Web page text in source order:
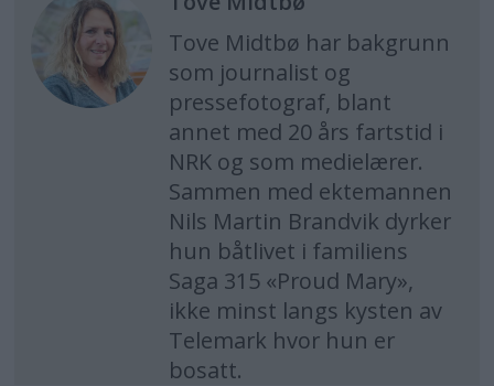
Tove Midtbø har bakgrunn
som journalist og
pressefotograf, blant
annet med 20 års fartstid i
NRK og som medielærer.
Sammen med ektemannen
Nils Martin Brandvik dyrker
hun båtlivet i familiens
Saga 315 «Proud Mary»,
ikke minst langs kysten av
Telemark hvor hun er
bosatt.